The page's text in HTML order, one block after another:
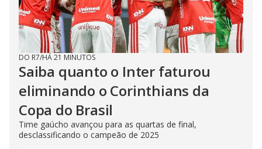
DO R7/HÁ 21 MINUTOS
Saiba quanto o Inter faturou
eliminando o Corinthians da
Copa do Brasil
Time gaúcho avançou para as quartas de final,
desclassificando o campeão de 2025